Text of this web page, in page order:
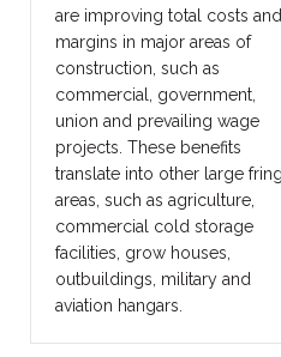
not be solved by one
one lender, or one
model. It will be solved
matching the right
the right capital strategy.